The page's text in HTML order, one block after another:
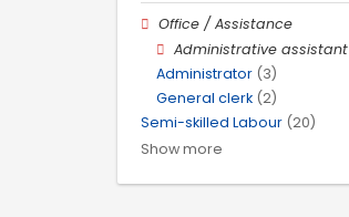
Office / Assistance
Administrative assistant
Administrator (3)
General clerk (2)
Semi-skilled Labour (20)
Show more